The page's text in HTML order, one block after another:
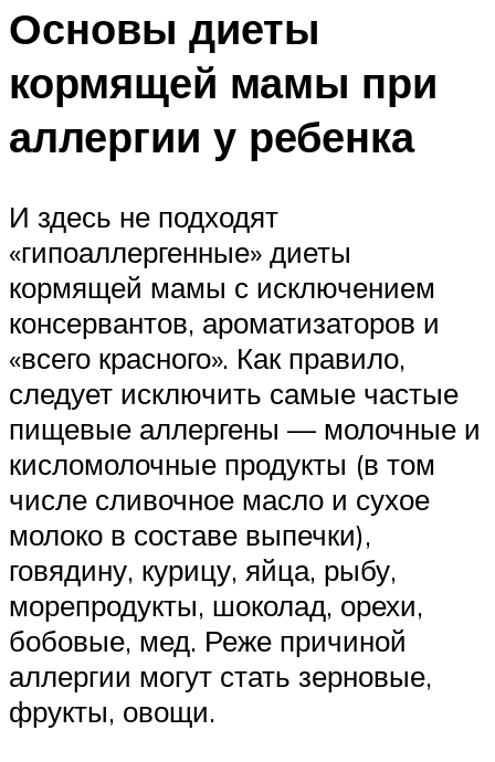
Основы диеты
кормящей мамы при
аллергии у ребенка
И здесь не подходят
«гипоаллергенные» диеты
кормящей мамы с исключением
консервантов, ароматизаторов и
«всего красного». Как правило,
следует исключить самые частые
пищевые аллергены — молочные и
кисломолочные продукты (в том
числе сливочное масло и сухое
молоко в составе выпечки),
говядину, курицу, яйца, рыбу,
морепродукты, шоколад, орехи,
бобовые, мед. Реже причиной
аллергии могут стать зерновые,
фрукты, овощи.